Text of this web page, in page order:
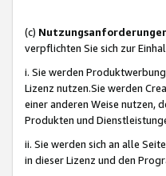
(c)
verpflichten Sie sich zur
i. Sie werden
Lizenz nutzen.Sie werden
einer anderen Weise nutzen,
Produkten und
ii. Sie werden sich an alle
in dieser Lizenz und den